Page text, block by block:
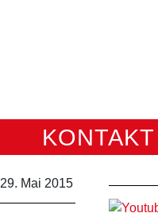
KONTAKT
29. Mai 2015